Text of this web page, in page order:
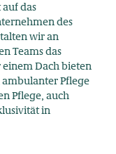
das
des
wir an
Teams das
Dach bieten
Pflege
Pflege, auch
in